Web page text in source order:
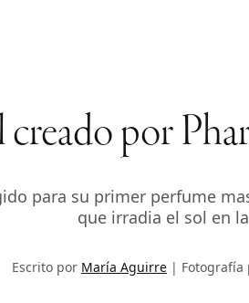
creado por
para su primer perfume
que irradia el sol en
Escrito por María Aguirre Fotografía